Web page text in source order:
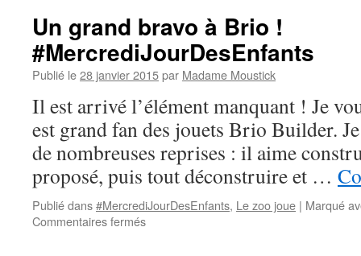
Un grand bravo à Brio !
#MercrediJourDesEnfants
Publié le28 janvier 2015par Madame Moustick
Il est arrivé l’élément manquant ! Je
est grand fan des jouets Brio Builder.
de nombreuses reprises : il aime
proposé, puis tout déconstruire et …
Publié dans#MercrediJourDesEnfants, Le zoo joue | Marqué
Commentaires fermés